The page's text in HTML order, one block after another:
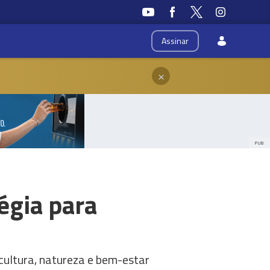
Assinar
×
PUB
para
natureza e bem-estar